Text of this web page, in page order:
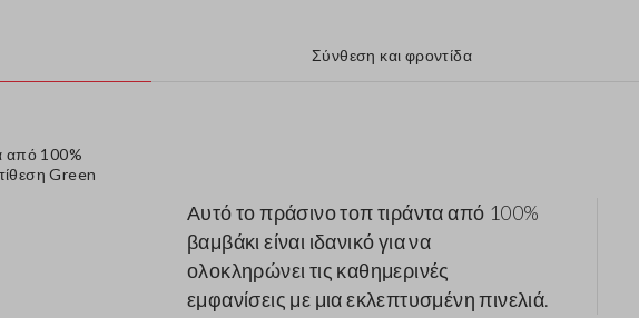
Σύνθεση και φροντίδα
Αυτό το πράσινο τοπ τιράντα από 100%
βαμβάκι είναι ιδανικό για να
ολοκληρώνει τις καθημερινές
εμφανίσεις με μια εκλεπτυσμένη πινελιά.